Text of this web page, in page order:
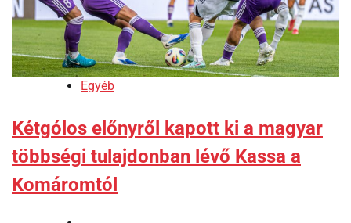
Egyéb
Kétgólos előnyről kapott ki a magyar
többségi tulajdonban lévő Kassa a
Komáromtól